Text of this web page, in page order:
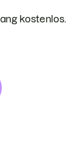
kostenlos.